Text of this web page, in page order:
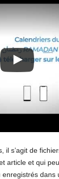
il s’agit de
article et qui
dans